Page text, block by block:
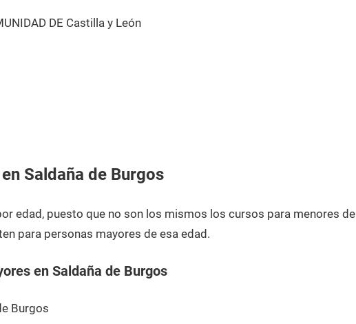
DE Castilla y León
Saldaña de Burgos
edad, puesto que no son los mismos los cursos para menores de
para personas mayores de esa edad.
en Saldaña de Burgos
Burgos